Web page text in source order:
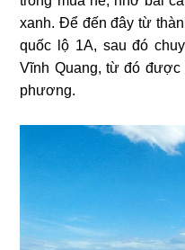
xanh. Để đến đây từ
quốc lộ 1A, sau đó
Vĩnh Quang, từ đó
phương.